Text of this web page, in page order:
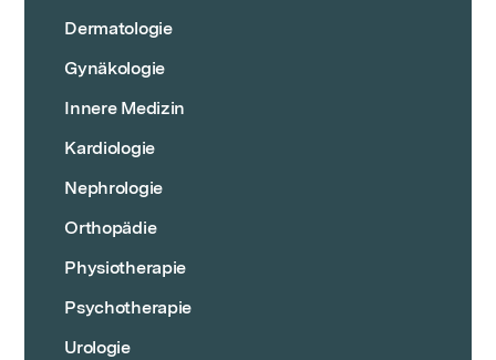
Dermatologie
Gynäkologie
Innere Medizin
Kardiologie
Nephrologie
Orthopädie
Physiotherapie
Psychotherapie
Urologie